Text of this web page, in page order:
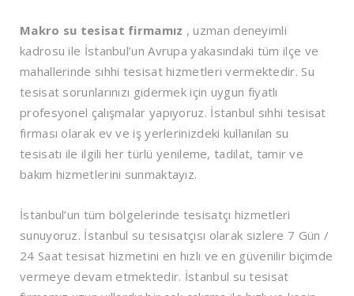
Makro su tesisat firmamız , uzman deneyimli
kadrosu ile İstanbul’un Avrupa yakasındaki tüm ilçe ve
mahallerinde sıhhi tesisat hizmetleri vermektedir. Su
tesisat sorunlarınızı gidermek için uygun fiyatlı
profesyonel çalışmalar yapıyoruz. İstanbul sıhhi tesisat
firması olarak ev ve iş yerlerinizdeki kullanılan su
tesisatı ile ilgili her türlü yenileme, tadilat, tamir ve
bakım hizmetlerini sunmaktayız.
İstanbul’un tüm bölgelerinde tesisatçı hizmetleri
sunuyoruz. İstanbul su tesisatçısı olarak sizlere 7 Gün /
24 Saat tesisat hizmetini en hızlı ve en güvenilir biçimde
vermeye devam etmektedir. İstanbul su tesisat